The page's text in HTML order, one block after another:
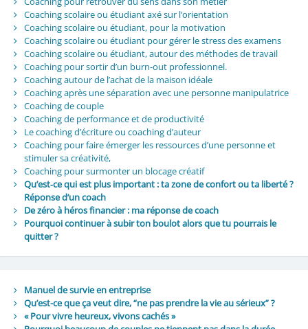
Coaching scolaire ou étudiant axé sur l’orientation
Coaching scolaire ou étudiant, pour la motivation
Coaching scolaire ou étudiant pour gérer le stress des examens
Coaching scolaire ou étudiant, autour des méthodes de travail
Coaching pour sortir d’un burn-out professionnel.
Coaching autour de l’achat de la maison idéale
Coaching après une séparation avec une personne manipulatrice
Coaching de couple
Coaching de performance et de productivité
Le coaching d’écriture ou coaching d’auteur
Coaching pour faire émerger les ressources d’une personne et
stimuler sa créativité,
Coaching pour surmonter un blocage créatif
Qu’est‑ce qui est plus important : ta zone de confort ou ta liberté ?
Réponse d’un coach
De zéro à héros financier : ma réponse de coach
Pourquoi continuer à subir ton boulot alors que tu pourrais le
quitter ?
Manuel de survie en entreprise
Qu’est-ce que ça veut dire, “ne pas prendre la vie au sérieux” ?
« Pour vivre heureux, vivons cachés »